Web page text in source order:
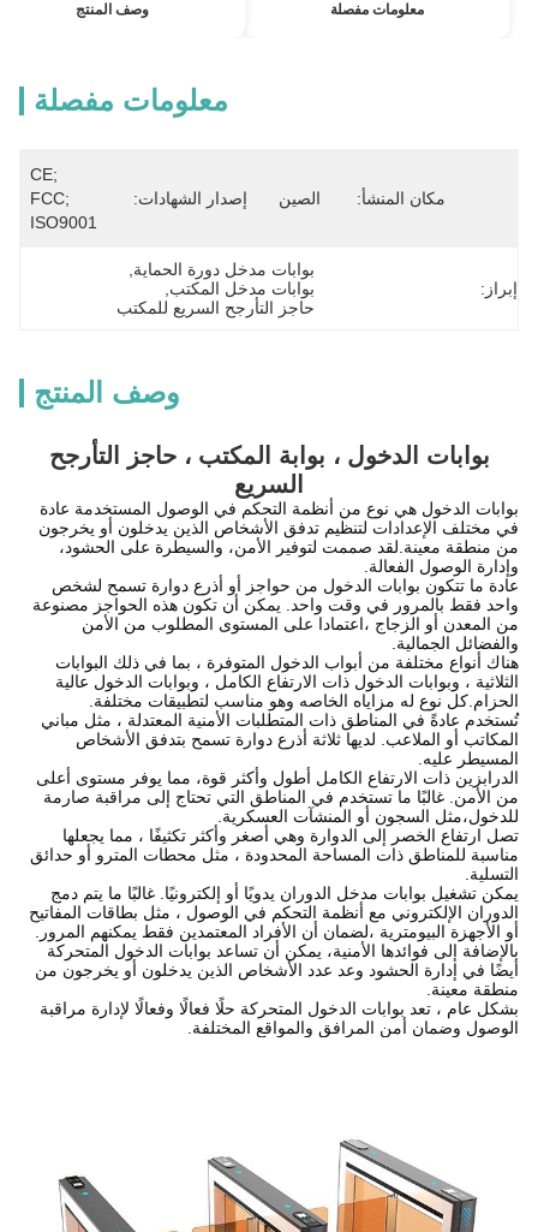
معلومات مفصلة وصف المنتج
معلومات مفصلة
مكان المنشأ: الصين إصدار الشهادات:
CE;
FCC;
ISO9001
إبراز:
بوابات مدخل دورة الحماية
بوابات مدخل المكتب
حاجز التأرجح السريع للمكتب
وصف المنتج
بوابات الدخول ، بوابة المكتب ، حاجز التأرجح
السريع
بوابات الدخول هي نوع من أنظمة التحكم في الوصول المستخدمة عادة
في مختلف الإعدادات لتنظيم تدفق الأشخاص الذين يدخلون أو يخرجون
من منطقة معينة.لقد صممت لتوفير الأمن، والسيطرة على الحشود،
وإدارة الوصول الفعالة.
عادة ما تتكون بوابات الدخول من حواجز أو أذرع دوارة تسمح لشخص
واحد فقط بالمرور في وقت واحد. يمكن أن تكون هذه الحواجز مصنوعة
من المعدن أو الزجاج ،اعتمادا على المستوى المطلوب من الأمن
والفضائل الجمالية.
هناك أنواع مختلفة من أبواب الدخول المتوفرة ، بما في ذلك البوابات
الثلاثية ، وبوابات الدخول ذات الارتفاع الكامل ، وبوابات الدخول عالية
الحزام.كل نوع له مزاياه الخاصه وهو مناسب لتطبيقات مختلفة.
تُستخدم عادةً في المناطق ذات المتطلبات الأمنية المعتدلة ، مثل مباني
المكاتب أو الملاعب. لديها ثلاثة أذرع دوارة تسمح بتدفق الأشخاص
المسيطر عليه.
الدرابزين ذات الارتفاع الكامل أطول وأكثر قوة، مما يوفر مستوى أعلى
من الأمن. غالبًا ما تستخدم في المناطق التي تحتاج إلى مراقبة صارمة
للدخول،مثل السجون أو المنشآت العسكرية.
تصل ارتفاع الخصر إلى الدوارة وهي أصغر وأكثر تكثيفًا ، مما يجعلها
مناسبة للمناطق ذات المساحة المحدودة ، مثل محطات المترو أو حدائق
التسلية.
يمكن تشغيل بوابات مدخل الدوران يدويًا أو إلكترونيًا. غالبًا ما يتم دمج
الدوران الإلكتروني مع أنظمة التحكم في الوصول ، مثل بطاقات المفاتيح
أو الأجهزة البيومترية ،لضمان أن الأفراد المعتمدين فقط يمكنهم المرور.
بالإضافة إلى فوائدها الأمنية، يمكن أن تساعد بوابات الدخول المتحركة
أيضًا في إدارة الحشود وعد عدد الأشخاص الذين يدخلون أو يخرجون من
منطقة معينة.
بشكل عام ، تعد بوابات الدخول المتحركة حلًا فعالًا وفعالًا لإدارة مراقبة
الوصول وضمان أمن المرافق والمواقع المختلفة.